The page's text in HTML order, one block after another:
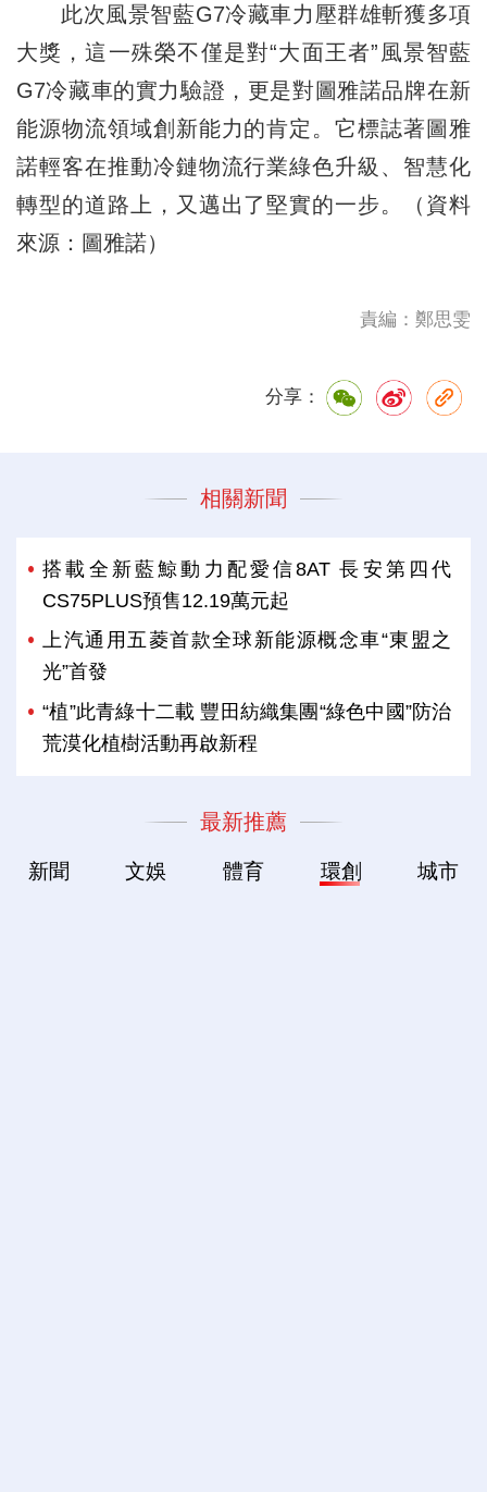
此次風景智藍G7冷藏車力壓群雄斬獲多項
大獎，這一殊榮不僅是對“大面王者”風景智藍
G7冷藏車的實力驗證，更是對圖雅諾品牌在新
能源物流領域創新能力的肯定。它標誌著圖雅
諾輕客在推動冷鏈物流行業綠色升級、智慧化
轉型的道路上，又邁出了堅實的一步。（資料
來源：圖雅諾）
責編：鄭思雯
分享：
相關新聞
搭載全新藍鯨動力配愛信8AT 長安第四代
CS75PLUS預售12.19萬元起
上汽通用五菱首款全球新能源概念車“東盟之
光”首發
“植”此青綠十二載 豐田紡織集團“綠色中國”防治
荒漠化植樹活動再啟新程
最新推薦
新聞 文娛 體育 環創 城市